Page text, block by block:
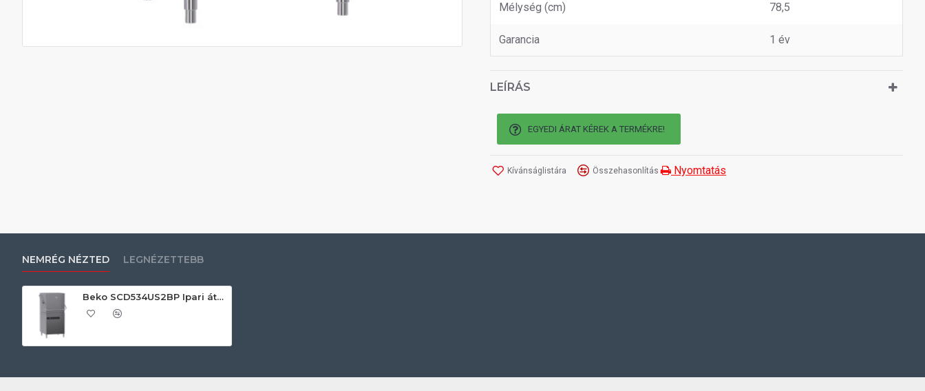
Mélység (cm) 78,5
Garancia 1 év
LEÍRÁS
EGYEDI ÁRAT KÉREK A TERMÉKRE!
Kívánságlistára Összehasonlítás Nyomtatás
NEMRÉG NÉZTED LEGNÉZETTEBB
Beko SCD534US2BP Ipari átadó rendszerű mosogatógép